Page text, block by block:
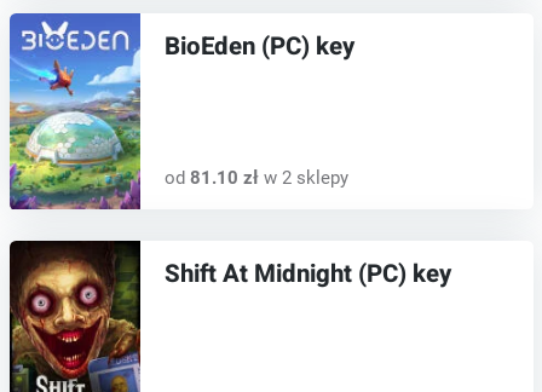
BioEden (PC) key
od 81.10 złw 2 sklepy
Shift At Midnight (PC) key